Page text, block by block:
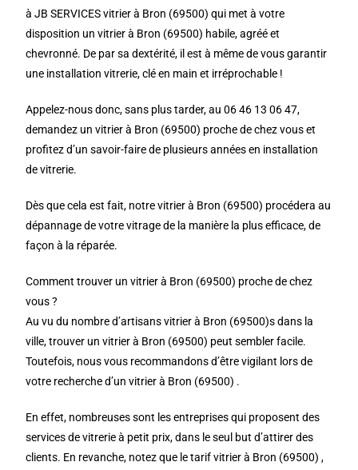
à JB SERVICES vitrier à Bron (69500) qui met à votre
disposition un vitrier à Bron (69500) habile, agréé et
chevronné. De par sa dextérité, il est à même de vous garantir
une installation vitrerie, clé en main et irréprochable !
Appelez-nous donc, sans plus tarder, au 06 46 13 06 47,
demandez un vitrier à Bron (69500) proche de chez vous et
profitez d’un savoir-faire de plusieurs années en installation
de vitrerie.
Dès que cela est fait, notre vitrier à Bron (69500) procédera au
dépannage de votre vitrage de la manière la plus efficace, de
façon à la réparée.
Comment trouver un vitrier à Bron (69500) proche de chez
vous ?
Au vu du nombre d’artisans vitrier à Bron (69500)s dans la
ville, trouver un vitrier à Bron (69500) peut sembler facile.
Toutefois, nous vous recommandons d’être vigilant lors de
votre recherche d’un vitrier à Bron (69500) .
En effet, nombreuses sont les entreprises qui proposent des
services de vitrerie à petit prix, dans le seul but d’attirer des
clients. En revanche, notez que le tarif vitrier à Bron (69500) ,